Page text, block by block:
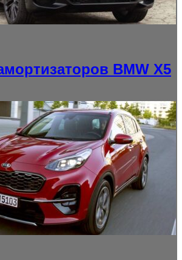
BMW X5